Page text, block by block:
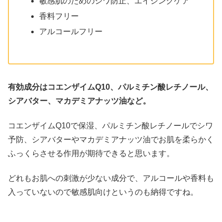
香料フリー
アルコールフリー
有効成分はコエンザイムQ10、パルミチン酸レチノール、
シアバター、マカデミアナッツ油など。
コエンザイムQ10で保湿、パルミチン酸レチノールでシワ
予防、シアバターやマカデミアナッツ油でお肌を柔らかく
ふっくらさせる作用が期待できると思います。
どれもお肌への刺激が少ない成分で、アルコールや香料も
入っていないので敏感肌向けというのも納得ですね。